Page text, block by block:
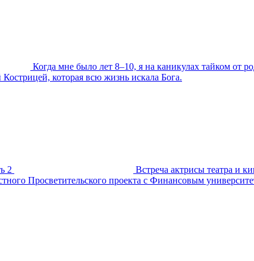
Когда мне было лет 8–10, я на каникулах тайком от
которая всю жизнь искала Бога.
2
Встреча актрисы театра и
Просветительского проекта с Финансовым